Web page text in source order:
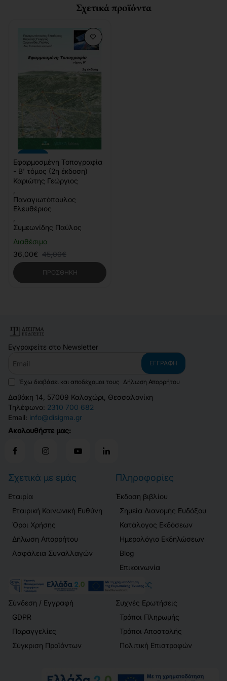
Σχετικά προϊόντα
-20%
Διαθέσιμο
Εφαρμοσμένη Τοπογραφία
- Β' τόμος (2η έκδοση)
Καριώτης Γεώργιος
Παναγιωτόπουλος
Ελευθέριος
Συμεωνίδης Παύλος
36,00€ 45,00€
ΠΡΟΣΘΉΚΗ
Εγγραφείτε στο Newsletter
ΕΓΓΡΑΦΉ
Έχω διαβάσει και αποδέχομαι τους Δήλωση Απορρήτου
Δαβάκη 14, 57009 Καλοχώρι, Θεσσαλονίκη
Τηλέφωνο: 2310 700 682
Email: info@disigma.gr
Ακολουθήστε μας:
Σχετικά με εμάς
Εταιρία
Εταιρική Κοινωνική Ευθύνη
Όροι Χρήσης
Δήλωση Απορρήτου
Ασφάλεια Συναλλαγών
Πληροφορίες
Έκδοση βιβλίου
Σημεία Διανομής Ευδόξου
Κατάλογος Εκδόσεων
Ημερολόγιο Εκδηλώσεων
Blog
Επικοινωνία
Λογαριασμός
Σύνδεση / Εγγραφή
GDPR
Παραγγελίες
Σύγκριση Προϊόντων
Πελάτες
Συχνές Ερωτήσεις
Τρόποι Πληρωμής
Τρόποι Αποστολής
Πολιτική Επιστροφών